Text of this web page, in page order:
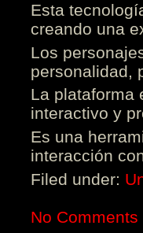
Esta
creando una
Los
personalidad,
La plataforma
interactivo y
Es una
interacción
Filed under:
No Comments